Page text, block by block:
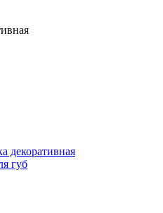
декоративная
губ